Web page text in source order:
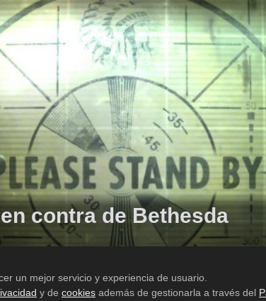
contra de Bethesda
legal
un mejor servicio y experiencia de usuario.
y de cookiesademás de gestionarla a través del